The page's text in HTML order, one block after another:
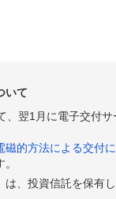
いて
、翌1月に電子交付
磁的方法による交付
は、投資信託を保有